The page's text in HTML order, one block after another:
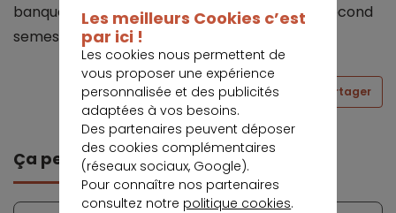
banques avant un possible durcissement au second
semestre.
Partager
Ça peut vous intéresser
Les meilleurs Cookies c’est
par ici !
Les cookies nous permettent de
vous proposer une expérience
personnalisée et des publicités
adaptées à vos besoins.
Des partenaires peuvent déposer
des cookies complémentaires
(réseaux sociaux, Google).
Pour connaître nos partenaires
consultez notre politique cookies.